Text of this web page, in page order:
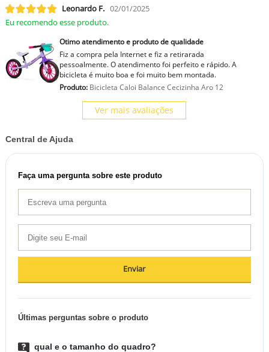
Leonardo F. 02/01/2025
Eu recomendo esse produto.
Otimo atendimento e produto de qualidade
Fiz a compra pela Internet e fiz a retirarada
pessoalmente. O atendimento foi perfeito e rápido. A
bicicleta é muito boa e foi muito bem montada.
Produto:Bicicleta Caloi Balance Cecizinha Aro 12
Ver mais avaliações
Central de Ajuda
Faça uma pergunta sobre este produto
Enviar
Últimas perguntas sobre o produto
qual e o tamanho do quadro?